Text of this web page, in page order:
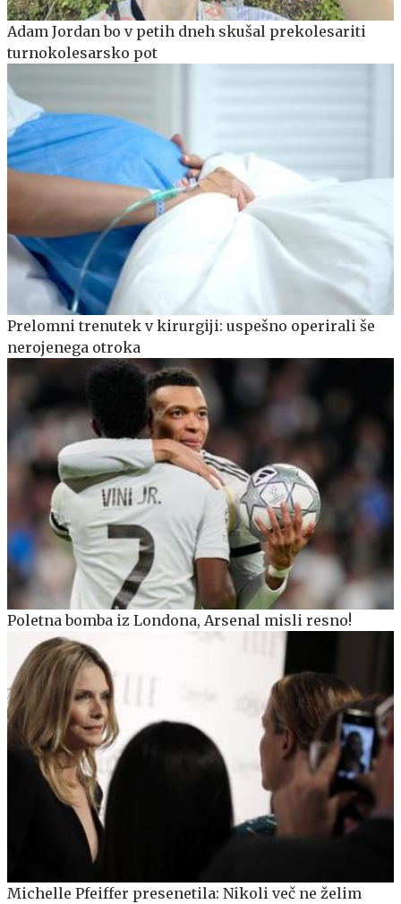
Adam Jordan bo v petih dneh skušal prekolesariti
turnokolesarsko pot
Prelomni trenutek v kirurgiji: uspešno operirali še
nerojenega otroka
Poletna bomba iz Londona, Arsenal misli resno!
Michelle Pfeiffer presenetila: Nikoli več ne želim